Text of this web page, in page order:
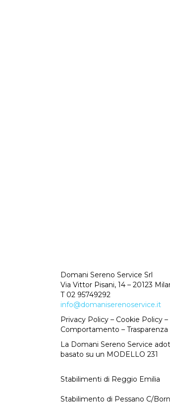
Domani Sereno Service Srl
Via Vittor Pisani, 14 – 20123
T 02 95749292
info@domaniserenoservice.it
Privacy Policy – Cookie Policy –
Comportamento – Trasparenza
La Domani Sereno Service
basato su un MODELLO 231
Stabilimenti di Reggio Emilia
Stabilimento di Pessano C/